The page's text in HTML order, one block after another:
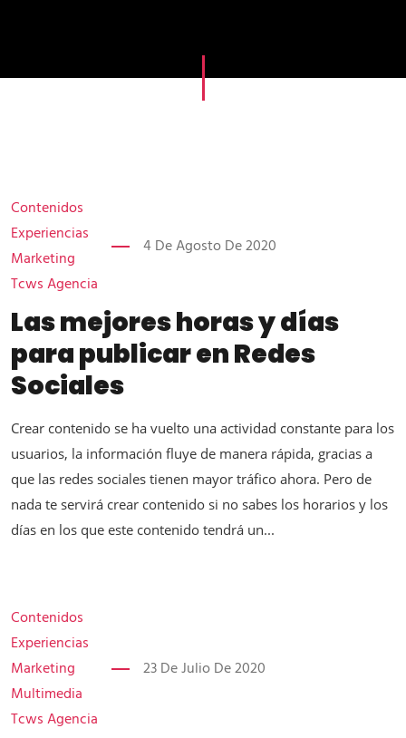
Contenidos
Experiencias
Marketing
Tcws Agencia
4 De Agosto De 2020
Las mejores horas y días
para publicar en Redes
Sociales
Crear contenido se ha vuelto una actividad constante para los
usuarios, la información fluye de manera rápida, gracias a
que las redes sociales tienen mayor tráfico ahora. Pero de
nada te servirá crear contenido si no sabes los horarios y los
días en los que este contenido tendrá un...
Contenidos
Experiencias
Marketing
Multimedia
Tcws Agencia
23 De Julio De 2020